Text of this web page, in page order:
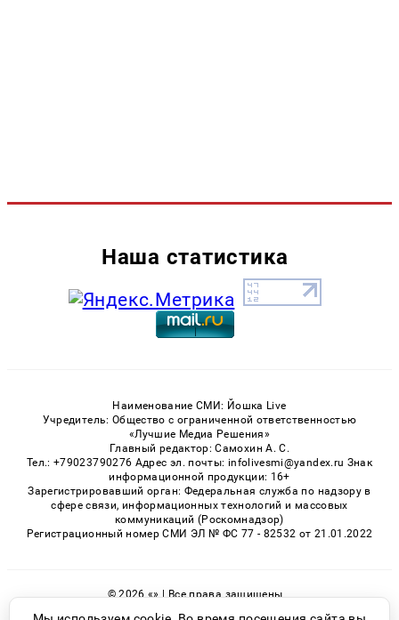
Наша статистика
Наименование СМИ: Йошка Live
Учредитель: Общество с ограниченной ответственностью
«Лучшие Медиа Решения»
Главный редактор: Самохин А. С.
Тел.: +79023790276 Адрес эл. почты: infolivesmi@yandex.ru Знак
информационной продукции: 16+
Зарегистрировавший орган: Федеральная служба по надзору в
сфере связи, информационных технологий и массовых
коммуникаций (Роскомнадзор)
Регистрационный номер СМИ ЭЛ № ФС 77 - 82532 от 21.01.2022
© 2026 «» | Все права защищены
Возрастная категория сайта 16+